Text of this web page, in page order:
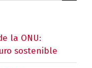
la ONU:
sostenible